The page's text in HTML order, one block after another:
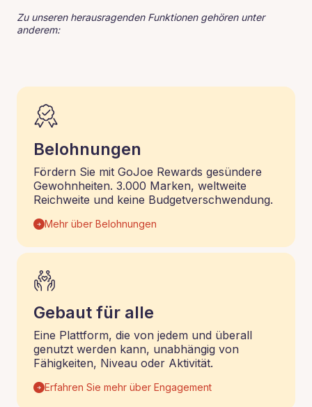
Zu unseren herausragenden Funktionen gehören unter
anderem:
Belohnungen
Fördern Sie mit GoJoe Rewards gesündere
Gewohnheiten. 3.000 Marken, weltweite
Reichweite und keine Budgetverschwendung.
Mehr über Belohnungen
Gebaut für alle
Eine Plattform, die von jedem und überall
genutzt werden kann, unabhängig von
Fähigkeiten, Niveau oder Aktivität.
Erfahren Sie mehr über Engagement